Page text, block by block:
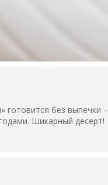
без
Шикарный десерт!